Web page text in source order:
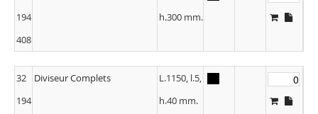
194
408
h.300 mm.
32
194
Diviseur Complets
L.1150, l.5,
h.40 mm.